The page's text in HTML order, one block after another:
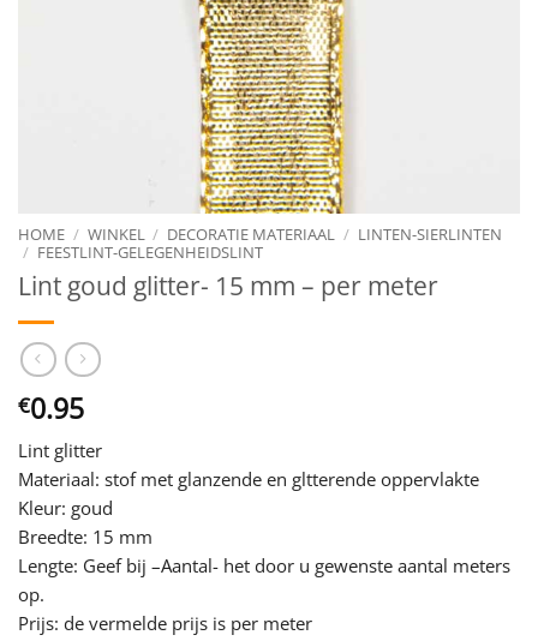
HOME / WINKEL / DECORATIE MATERIAAL / LINTEN-SIERLINTEN
/ FEESTLINT-GELEGENHEIDSLINT
Lint goud glitter- 15 mm – per meter
€0.95
Lint glitter
Materiaal: stof met glanzende en gltterende oppervlakte
Kleur: goud
Breedte: 15 mm
Lengte: Geef bij –Aantal- het door u gewenste aantal meters
op.
Prijs: de vermelde prijs is per meter